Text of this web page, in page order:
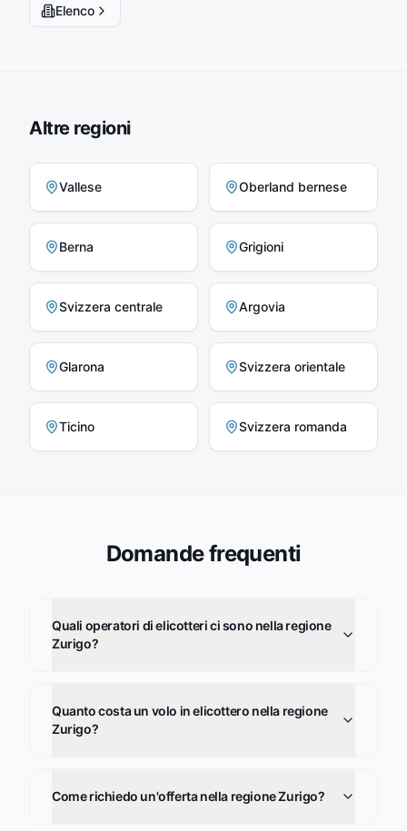
Elenco
Altre regioni
Vallese Oberland bernese
Berna Grigioni
Svizzera centrale Argovia
Glarona Svizzera orientale
Ticino Svizzera romanda
Domande frequenti
Quali operatori di elicotteri ci sono nella regione
Zurigo?
Quanto costa un volo in elicottero nella regione
Zurigo?
Come richiedo un'offerta nella regione Zurigo?